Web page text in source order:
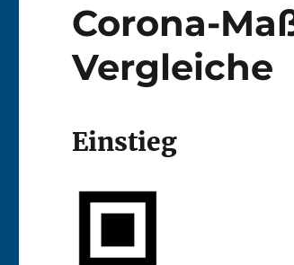
Corona-
Vergleiche
Einstieg